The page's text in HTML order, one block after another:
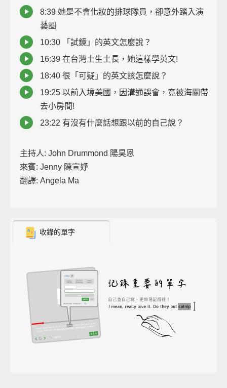
8:39 她是不會化妝的排球隊員，卻意外踏入演
藝圈
10:30 「試鏡」的英文怎麼說？
16:39 在台灣土生土長，她這樣學英文!
18:40 很「可疑」的英文該怎麼說？
19:25 以前入境美國，因溝通誤會，竟被海關帶
去小房間!
23:22 有沒有什麼話想跟以前的自己說？
主持人: John Drummond 陽昊恩
來賓: Jenny 陳宣妤
翻譯: Angela Ma
收錄的單字